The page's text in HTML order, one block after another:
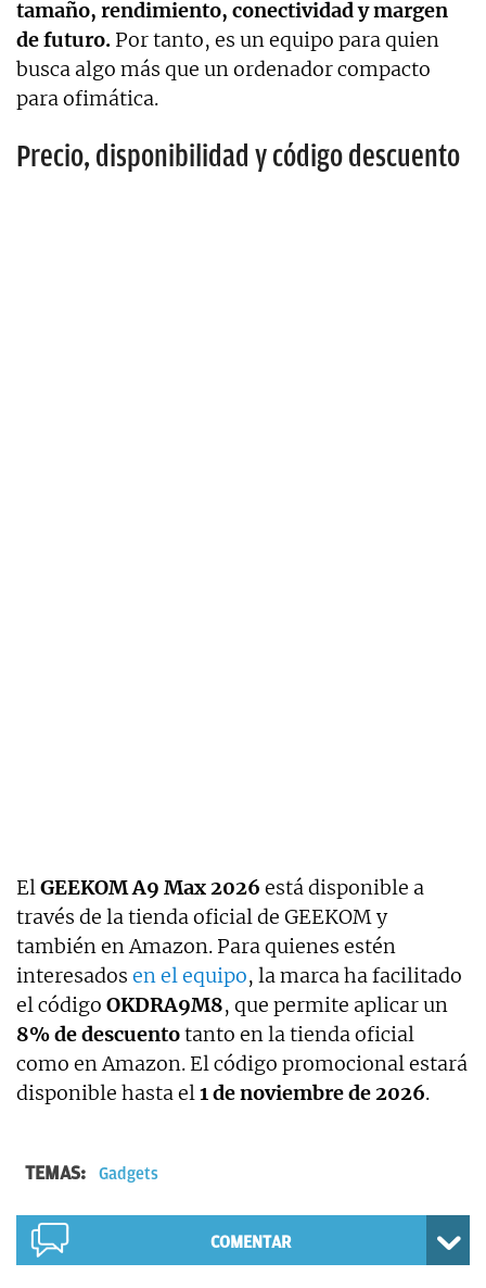
tamaño, rendimiento, conectividad y margen
de futuro. Por tanto, es un equipo para quien
busca algo más que un ordenador compacto
para ofimática.
Precio, disponibilidad y código descuento
ElGEEKOM A9 Max 2026 está disponible a
través de la tienda oficial de GEEKOM y
también en Amazon. Para quienes estén
interesados en el equipo, la marca ha facilitado
el código OKDRA9M8, que permite aplicar un
8% de descuentotanto en la tienda oficial
como en Amazon. El código promocional estará
disponible hasta el1 de noviembre de 2026.
TEMAS: Gadgets
COMENTAR